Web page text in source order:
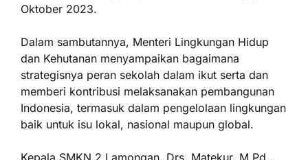
Oktober 2023.
Dalam sambutannya, Menteri Lingkungan Hidup
dan Kehutanan menyampaikan bagaimana
strategisnya peran sekolah dalam ikut serta dan
memberi kontribusi melaksanakan pembangunan
Indonesia, termasuk dalam pengelolaan lingkungan
baik untuk isu lokal, nasional maupun global.
Kepala SMKN 2 Lamongan, Drs. Matekur, M.Pd.,